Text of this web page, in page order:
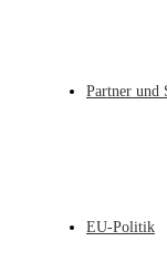
Partner und
EU-Politik